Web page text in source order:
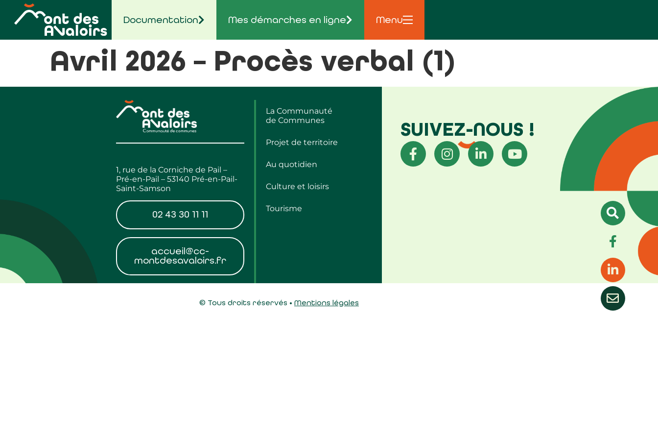
principal
Documentation Mes démarches en ligne Menu
Avril 2026 – Procès verbal (1)
1, rue de la Corniche de Pail –
Pré-en-Pail – 53140 Pré-en-Pail-
Saint-Samson
02 43 30 11 11
accueil@cc-
montdesavaloirs.fr
La Communauté
de Communes
Projet de territoire
Au quotidien
Culture et loisirs
Tourisme
SUIVEZ-NOUS !
© Tous droits réservés • Mentions légales